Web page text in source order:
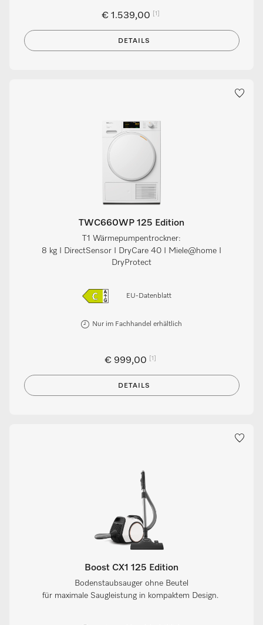
€ 1.539,00 [1]
DETAILS
TWC660WP 125 Edition
T1 Wärmepumpentrockner:
8 kg I DirectSensor I DryCare 40 I Miele@home I
DryProtect
EU-Datenblatt
Nur im Fachhandel erhältlich
€ 999,00 [1]
DETAILS
Boost CX1 125 Edition
Bodenstaubsauger ohne Beutel
für maximale Saugleistung in kompaktem Design.